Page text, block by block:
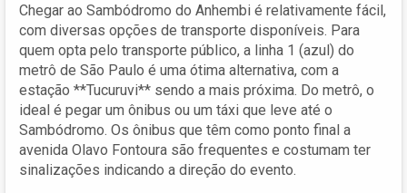
Chegar ao Sambódromo do Anhembi é relativamente fácil,
com diversas opções de transporte disponíveis. Para
quem opta pelo transporte público, a linha 1 (azul) do
metrô de São Paulo é uma ótima alternativa, com a
estação **Tucuruvi** sendo a mais próxima. Do metrô, o
ideal é pegar um ônibus ou um táxi que leve até o
Sambódromo. Os ônibus que têm como ponto final a
avenida Olavo Fontoura são frequentes e costumam ter
sinalizações indicando a direção do evento.